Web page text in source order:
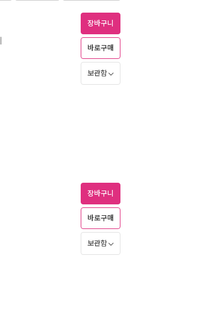
장바구니
바로구매
보관함
장바구니
바로구매
보관함